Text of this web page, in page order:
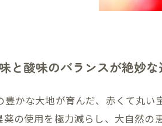
と酸味のバランスが絶妙
豊かな大地が育んだ、赤くて丸
薬の使用を極力減らし、大自然